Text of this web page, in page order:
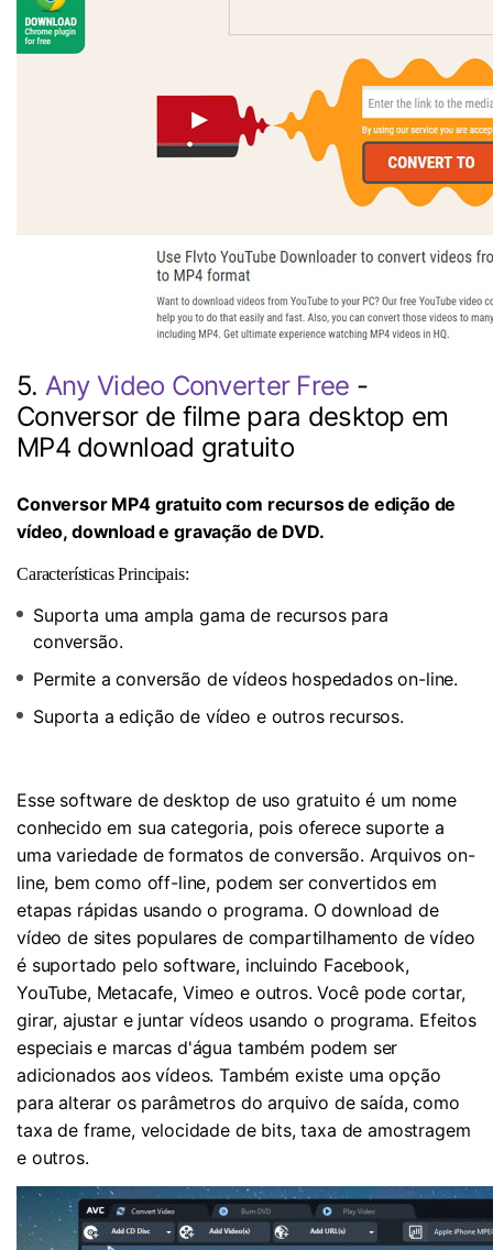
5. Any Video Converter Free -
Conversor de filme para desktop em
MP4 download gratuito
Conversor MP4 gratuito com recursos de edição de
vídeo, download e gravação de DVD.
Características Principais:
Suporta uma ampla gama de recursos para
conversão.
Permite a conversão de vídeos hospedados on-line.
Suporta a edição de vídeo e outros recursos.
Esse software de desktop de uso gratuito é um nome
conhecido em sua categoria, pois oferece suporte a
uma variedade de formatos de conversão. Arquivos on-
line, bem como off-line, podem ser convertidos em
etapas rápidas usando o programa. O download de
vídeo de sites populares de compartilhamento de vídeo
é suportado pelo software, incluindo Facebook,
YouTube, Metacafe, Vimeo e outros. Você pode cortar,
girar, ajustar e juntar vídeos usando o programa. Efeitos
especiais e marcas d'água também podem ser
adicionados aos vídeos. Também existe uma opção
para alterar os parâmetros do arquivo de saída, como
taxa de frame, velocidade de bits, taxa de amostragem
e outros.